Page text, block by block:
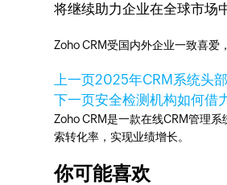
将继续助力企业在全球市场
Zoho CRM受国内外企业一致喜爱
上一页2025年CRM系统头
下一页安全检测机构如何借
Zoho CRM是一款在线CRM管理
索转化率，实现业绩增长。
你可能喜欢